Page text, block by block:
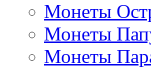
Монеты
Монеты
Монеты